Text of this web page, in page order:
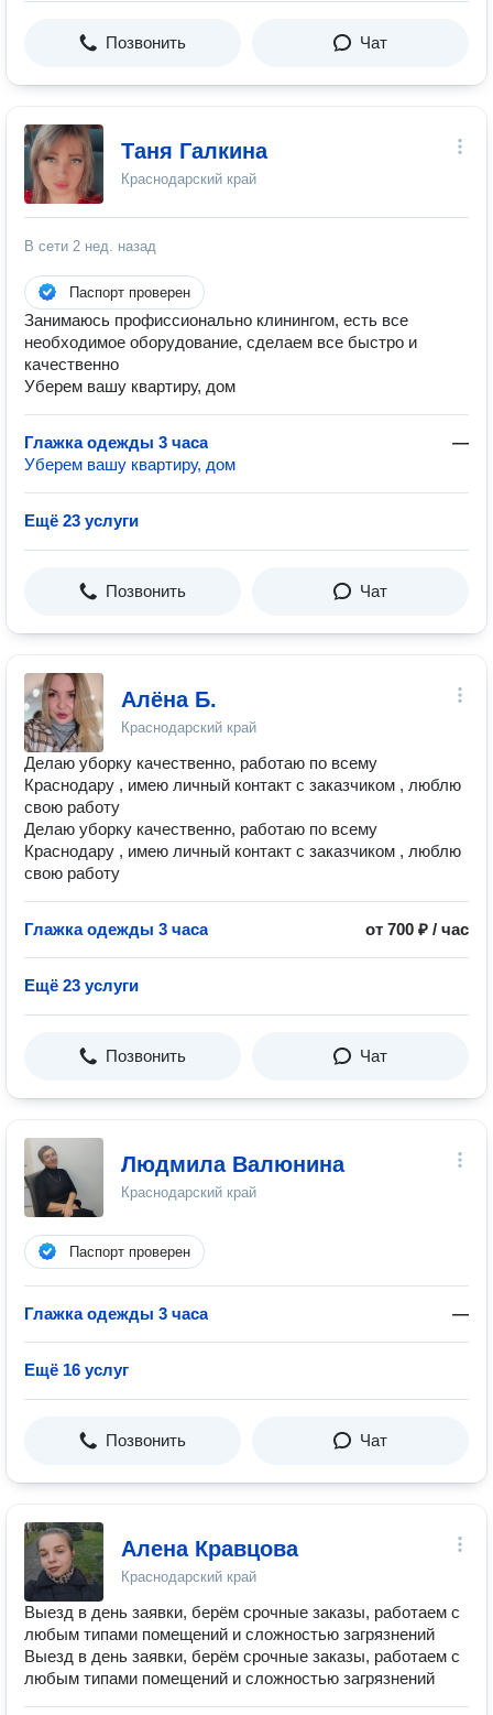
Позвонить Чат
Таня Галкина
Краснодарский край
В сети 2 нед. назад
Паспорт проверен
Занимаюсь профиссионально клинингом, есть все
необходимое оборудование, сделаем все быстро и
качественно
Уберем вашу квартиру, дом
Глажка одежды 3 часа
—
Уберем вашу квартиру, дом
Ещё 23 услуги
Позвонить Чат
Алёна Б.
Краснодарский край
Делаю уборку качественно, работаю по всему
Краснодару , имею личный контакт с заказчиком , люблю
свою работу
Делаю уборку качественно, работаю по всему
Краснодару , имею личный контакт с заказчиком , люблю
свою работу
Глажка одежды 3 часа от 700 ₽ / час
Ещё 23 услуги
Позвонить Чат
Людмила Валюнина
Краснодарский край
Паспорт проверен
Глажка одежды 3 часа —
Ещё 16 услуг
Позвонить Чат
Алена Кравцова
Краснодарский край
Выезд в день заявки, берём срочные заказы, работаем с
любым типами помещений и сложностью загрязнений
Выезд в день заявки, берём срочные заказы, работаем с
любым типами помещений и сложностью загрязнений